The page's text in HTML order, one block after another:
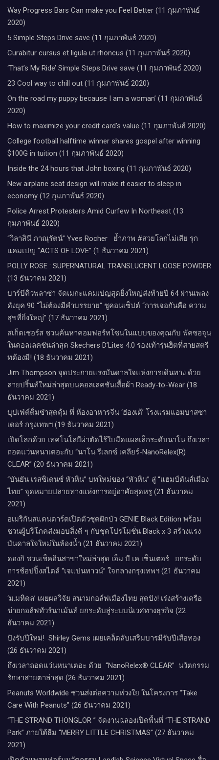
Way Progress Bars Can make you Feel Better (11 กุมภาพันธ์
2020)
5 Simple Steps Drive save (11 กุมภาพันธ์ 2020)
Curabitur cursus et ligula ut rhoncus (11 กุมภาพันธ์ 2020)
‘That’s My Ride’ Simple Steps Drive save (11 กุมภาพันธ์ 2020)
23 Cool way to chill out (11 กุมภาพันธ์ 2020)
On the road my puppy because I am a woman’ (11 กุมภาพันธ์
2020)
How to maximize your credit card’s value (11 กุมภาพันธ์ 2020)
College football halftime winner shares gospel after winning
$100G in tuition (11 กุมภาพันธ์ 2020)
Inside the 24 hours that John boxing (11 กุมภาพันธ์ 2020)
New airplane seat design will make it easier to sleep in
economy (12 กุมภาพันธ์ 2020)
Police Arrest Protesters Amid Curfew In Northeast (13
กุมภาพันธ์ 2020)
“วิลาสินี ภาณุรัตน์” Yves Rocher​ ย้ำภาพ #สวยโลกไม่เสีย รุก
แคมเปญ “ACTS OF LOVE” (1 ธันวาคม 2021)
POLLY ROSE : SUPERNATURAL TRANSLUCENT LOOSE POWDER
(13 ธันวาคม 2021)
บาร์บีคิวพลาซ่า จัดเมกะแคมเปญสุดยิ่งใหญ่ส่งท้ายปี 64 ผ่านเพลง
ดังยุค 90 “ไม่ต้องมีคำบรรยาย” ชูคอนเซ็ปต์ “การเจอกันคือ ความ
สุขที่ยิ่งใหญ่” (17 ธันวาคม 2021)
สเก็ตเชอร์ส ชวนค้นหาคอมฟอร์ทโซนในแบบของคุณกับ พัคซอจุน
ในคอลเลคชันล่าสุด Skechers D’Lites 4.0 รองเท้ารุ่นฮิตที่สายสตรี
ทต้องมี! (18 ธันวาคม 2021)
Jim Thompson จุดประกายแรงบันดาลใจแห่งการเดินทาง ด้วย
ลายปริ้นท์ใหม่ล่าสุดบนคอลเลคชันเสื้อผ้า Ready-to-Wear (18
ธันวาคม 2021)
บุปเฟ่ต์ติ่มซำสุดคุ้ม ที่ ห้อง​อาหารจีน​ ‘ฮ่องเต้’ โรงแรม​แอม​บาส​ซา​
เดอร์​ กรุงเทพฯ​ (19 ธันวาคม 2021)
เปิดโลกด้วย เทคโนโลยีผ่าตัดไร้ใบมีดแผลเล็กระดับนาโน ถึงเวลา
ถอดแว่นหนาเตอะกับ “นาโน รีเลกซ์ เคลียร์-NanoRelex(R)
CLEAR” (20 ธันวาคม 2021)
“บันยัน เรสซิเดนซ์ หัวหิน” บทใหม่ของ “หัวหิน” สู่ “แฮมป์ตันส์เมือง
ไทย” จุดหมายปลายทางแห่งการอยู่อาศัยสุดหรู (21 ธันวาคม
2021)
อเมริกันสแตนดาร์ดเปิดตัวชุดฝักบัว GENIE Black Edition พร้อม
ชวนผู้บริโภคส่งมอบสิ่งดี ๆ กับชุดโปรโมชั่น Black x 3 สร้างแรง
บันดาลใจใหม่ในห้องน้ำ (21 ธันวาคม 2021)
ดองกิ ชวนเช็คอินสาขาใหม่ล่าสุด เอ็ม บี เค เซ็นเตอร์ ยกระดับ
การช้อปปิ้งสไตล์ “เจแปนทาวน์” ใจกลางกรุงเทพฯ (21 ธันวาคม
2021)
‘ม.มหิดล’ เผยผลวิจัย สนามกอล์ฟเมืองไทย สุดปัง! เร่งสร้างเครือ
ข่ายกอล์ฟทัวร์นาเม้นท์ ยกระดับสู่ระบบนิเวศทางธุรกิจ (22
ธันวาคม 2021)
ปังรับปีใหม่​! ​ Shirley Gems เผยเคล็ดลับ​เสริมบารมีรับปีเสือทอง
(26 ธันวาคม 2021)
ถึงเวลาถอดแว่นหนาเตอะ ด้วย “NanoRelex® CLEAR” นวัตกรรม
รักษาสายตาล่าสุด (26 ธันวาคม 2021)
Peanuts Worldwide ชวนส่งต่อความห่วงใย​ ​ในโครงการ “Take
Care With Peanuts” (26 ธันวาคม 2021)
“THE STRAND THONGLOR ” จัดงานฉลองเปิดพื้นที่ “THE STRAND
Park” ภายใต้ธีม “MERRY LITTLE CHRISTMAS” (27 ธันวาคม
2021)